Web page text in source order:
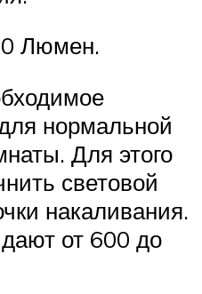
Люмен.
нормальной
Для этого
световой
накаливания.
от 600 до